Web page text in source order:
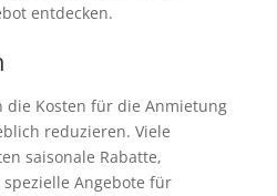
entdecken.
die Kosten für die Anmietung
reduzieren. Viele
saisonale Rabatte,
Angebote für